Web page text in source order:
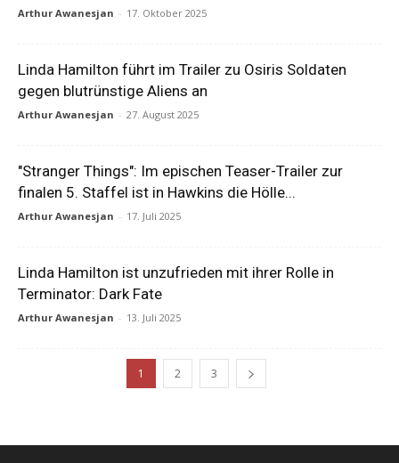
Arthur Awanesjan - 17. Oktober 2025
Linda Hamilton führt im Trailer zu Osiris Soldaten
gegen blutrünstige Aliens an
Arthur Awanesjan - 27. August 2025
"Stranger Things": Im epischen Teaser-Trailer zur
finalen 5. Staffel ist in Hawkins die Hölle...
Arthur Awanesjan - 17. Juli 2025
Linda Hamilton ist unzufrieden mit ihrer Rolle in
Terminator: Dark Fate
Arthur Awanesjan - 13. Juli 2025
1 2 3